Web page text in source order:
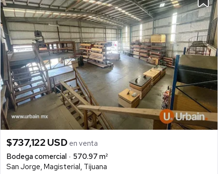
$737,122 USD en venta
Bodega comercial
570.97 m²
San Jorge, Magisterial, Tijuana